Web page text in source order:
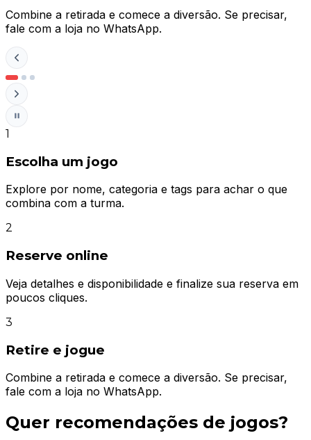
Combine a retirada e comece a diversão. Se precisar,
fale com a loja no WhatsApp.
1
Escolha um jogo
Explore por nome, categoria e tags para achar o que
combina com a turma.
2
Reserve online
Veja detalhes e disponibilidade e finalize sua reserva em
poucos cliques.
3
Retire e jogue
Combine a retirada e comece a diversão. Se precisar,
fale com a loja no WhatsApp.
Quer recomendações de jogos?